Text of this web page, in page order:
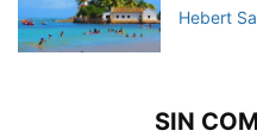
Hebert
SIN